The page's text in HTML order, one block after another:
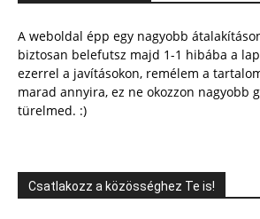
A weboldal épp egy nagyobb
biztosan belefutsz majd 1-1 hibába a
ezerrel a javításokon, remélem a
marad annyira, ez ne okozzon nagyobb
türelmed. :)
Csatlakozz a közösséghez Te is!